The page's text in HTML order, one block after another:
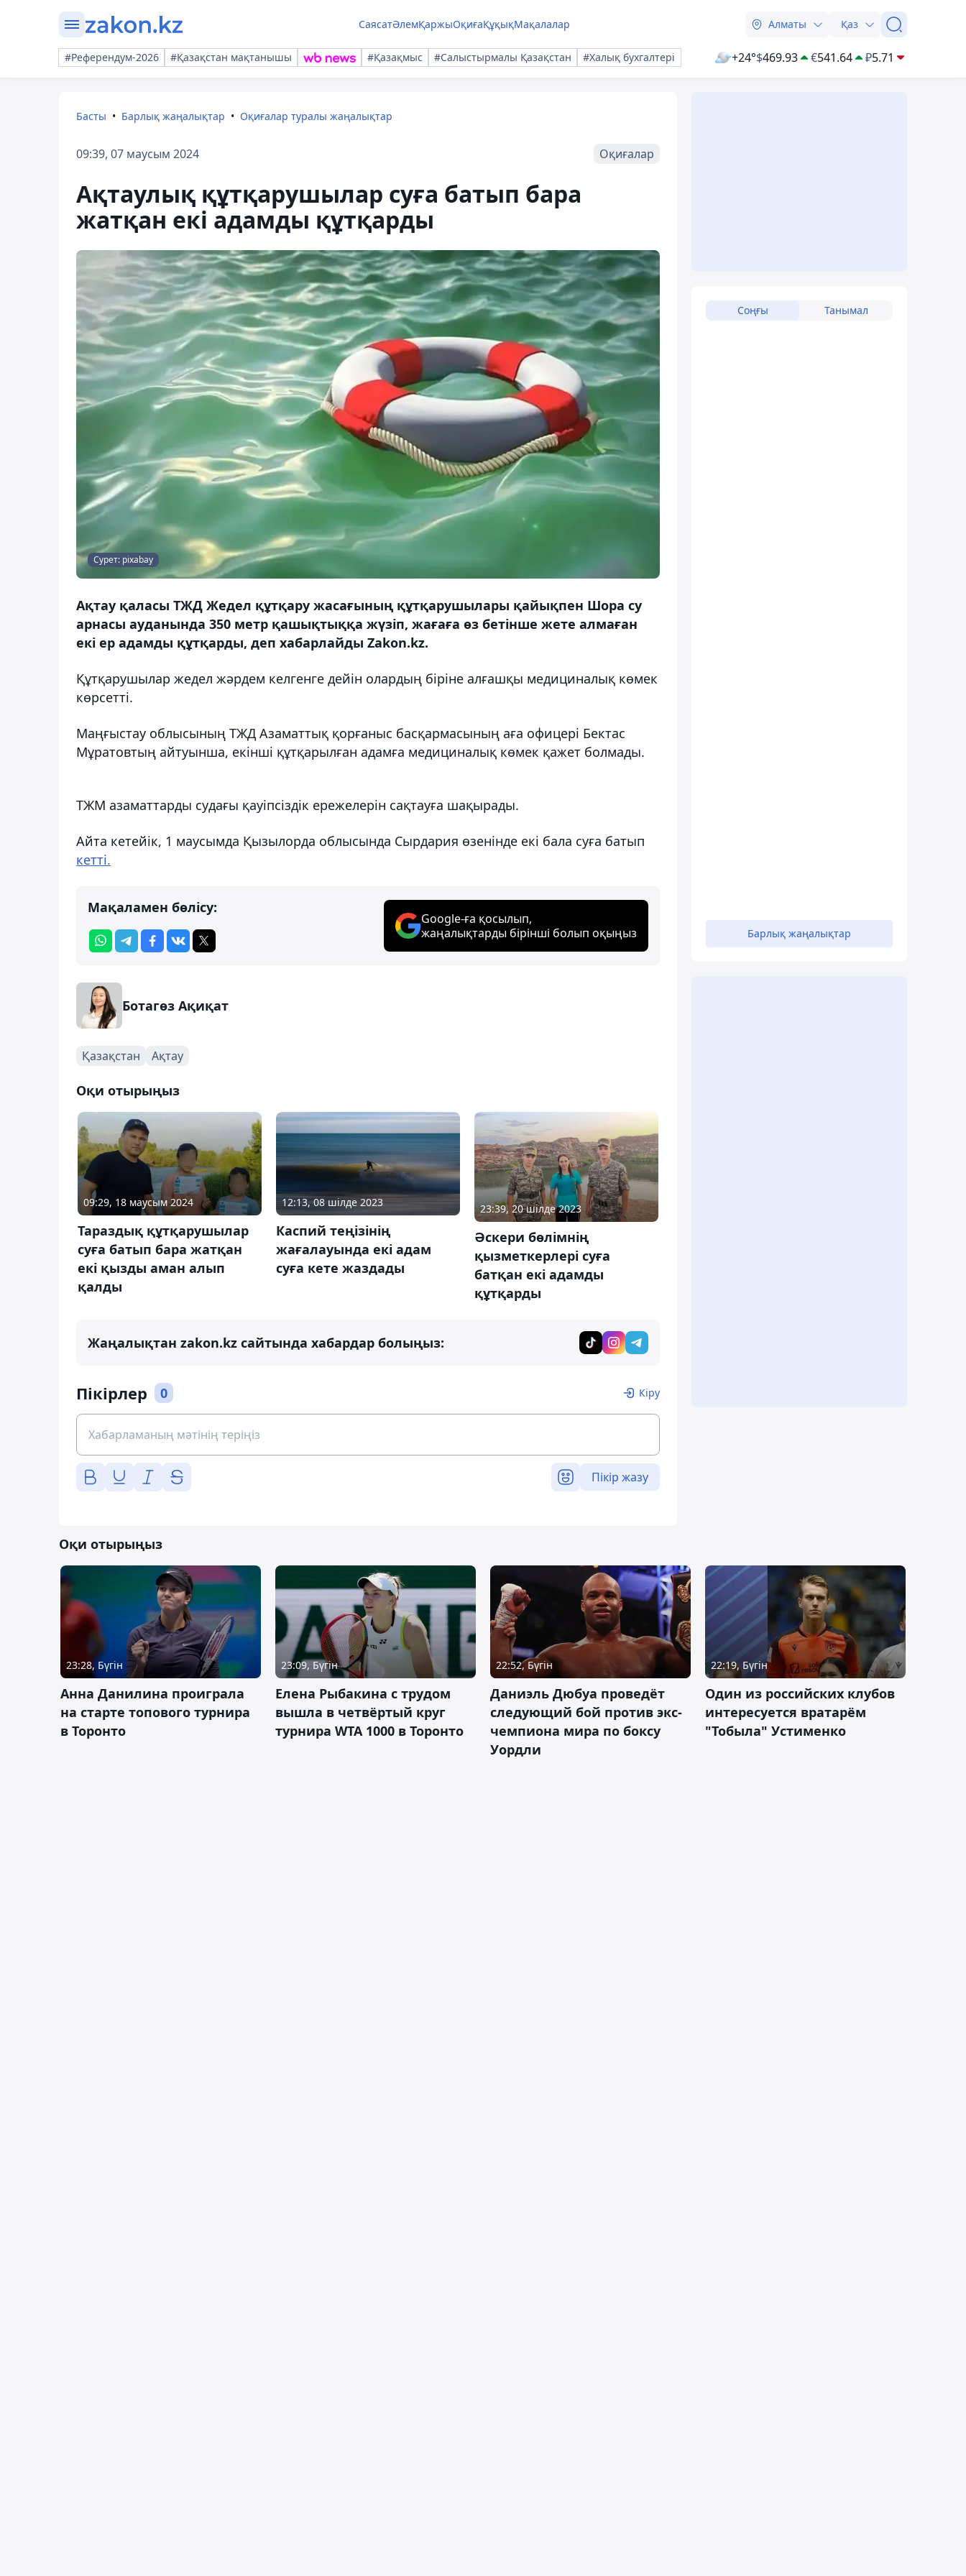
СаясатӘлемҚаржыОқиғаҚұқықМақалалар Алматы Қаз
#Референдум-2026 #Қазақстан мақтанышы #Қазақмыс #Салыстырмалы Қазақстан #Халық бухгалтері +24°$469.93 €541.64 ₽5.71
Басты Барлық жаңалықтар Оқиғалар туралы жаңалықтар
09:39, 07 маусым 2024 Оқиғалар
Ақтаулық құтқарушылар суға батып бара
жатқан екі адамды құтқарды
Сурет: pixabay
Ақтау қаласы ТЖД Жедел құтқару жасағының құтқарушылары қайықпен Шора су
арнасы ауданында 350 метр қашықтыққа жүзіп, жағаға өз бетінше жете алмаған
екі ер адамды құтқарды, деп хабарлайды Zakon.kz.
Құтқарушылар жедел жәрдем келгенге дейін олардың біріне алғашқы медициналық көмек
көрсетті.
Маңғыстау облысының ТЖД Азаматтық қорғаныс басқармасының аға офицері Бектас
Мұратовтың айтуынша, екінші құтқарылған адамға медициналық көмек қажет болмады.
ТЖМ азаматтарды судағы қауіпсіздік ережелерін сақтауға шақырады.
Айта кетейік, 1 маусымда Қызылорда облысында Сырдария өзенінде екі бала суға батып
кетті.
Мақаламен бөлісу:
Google-ға қосылып,
жаңалықтарды бірінші болып оқыңыз
Ботагөз Ақиқат
Қазақстан Ақтау
Оқи отырыңыз
09:29, 18 маусым 2024
Тараздық құтқарушылар
суға батып бара жатқан
екі қызды аман алып
қалды
12:13, 08 шілде 2023
Каспий теңізінің
жағалауында екі адам
суға кете жаздады
23:39, 20 шілде 2023
Әскери бөлімнің
қызметкерлері суға
батқан екі адамды
құтқарды
Жаңалықтан zakon.kz сайтында хабардар болыңыз:
Пікірлер 0 Кіру
Пікір жазу
Соңғы Танымал
Барлық жаңалықтар
Оқи отырыңыз
23:28, Бүгін
Анна Данилина проиграла
на старте топового турнира
в Торонто
23:09, Бүгін
Елена Рыбакина с трудом
вышла в четвёртый круг
турнира WTA 1000 в Торонто
22:52, Бүгін
Даниэль Дюбуа проведёт
следующий бой против экс-
чемпиона мира по боксу
Уордли
22:19, Бүгін
Один из российских клубов
интересуется вратарём
"Тобыла" Устименко